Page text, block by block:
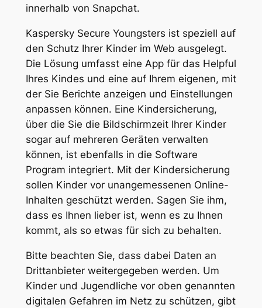
innerhalb von Snapchat.
Kaspersky Secure Youngsters ist speziell auf
den Schutz Ihrer Kinder im Web ausgelegt.
Die Lösung umfasst eine App für das Helpful
Ihres Kindes und eine auf Ihrem eigenen, mit
der Sie Berichte anzeigen und Einstellungen
anpassen können. Eine Kindersicherung,
über die Sie die Bildschirmzeit Ihrer Kinder
sogar auf mehreren Geräten verwalten
können, ist ebenfalls in die Software
Program integriert. Mit der Kindersicherung
sollen Kinder vor unangemessenen Online-
Inhalten geschützt werden. Sagen Sie ihm,
dass es Ihnen lieber ist, wenn es zu Ihnen
kommt, als so etwas für sich zu behalten.
Bitte beachten Sie, dass dabei Daten an
Drittanbieter weitergegeben werden. Um
Kinder und Jugendliche vor oben genannten
digitalen Gefahren im Netz zu schützen, gibt